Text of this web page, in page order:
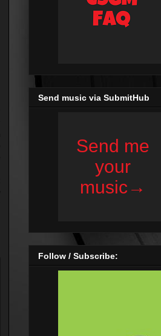
Send music via SubmitHub
Follow / Subscribe: